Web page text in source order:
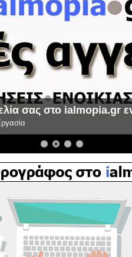
σας στο ialmopia.gr